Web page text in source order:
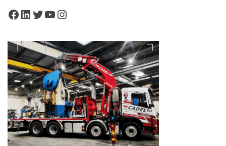
Facebook
LinkedIn
Twitter
YouTube
Instagram